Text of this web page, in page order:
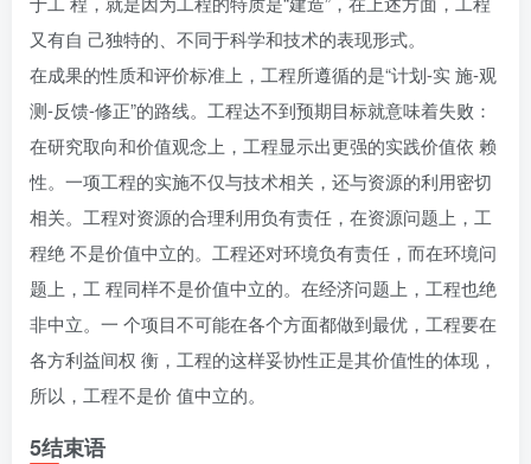
又有自 己独特的、不同于科学和技术的表现形式。
在成果的性质和评价标准上，工程所遵循的是“计划-实 施-观
测-反馈-修正”的路线。工程达不到预期目标就意味着失败：
在研究取向和价值观念上，工程显示出更强的实践价值依 赖
性。一项工程的实施不仅与技术相关，还与资源的利用密切
相关。工程对资源的合理利用负有责任，在资源问题上，工
程绝 不是价值中立的。工程还对环境负有责任，而在环境问
题上，工 程同样不是价值中立的。在经济问题上，工程也绝
非中立。一 个项目不可能在各个方面都做到最优，工程要在
各方利益间权 衡，工程的这样妥协性正是其价值性的体现，
所以，工程不是价 值中立的。
5结束语